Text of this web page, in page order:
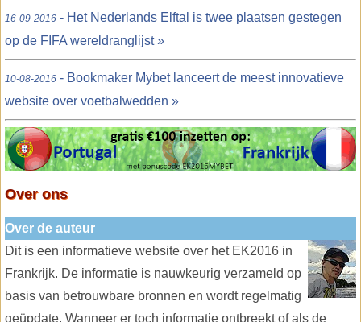
16-09-2016 - Het Nederlands Elftal is twee plaatsen gestegen
op de FIFA wereldranglijst »
10-08-2016 - Bookmaker Mybet lanceert de meest innovatieve
website over voetbalwedden »
Over ons
Over de auteur
Dit is een informatieve website over het EK2016 in
Frankrijk. De informatie is nauwkeurig verzameld op
basis van betrouwbare bronnen en wordt regelmatig
geüpdate. Wanneer er toch informatie ontbreekt of als de